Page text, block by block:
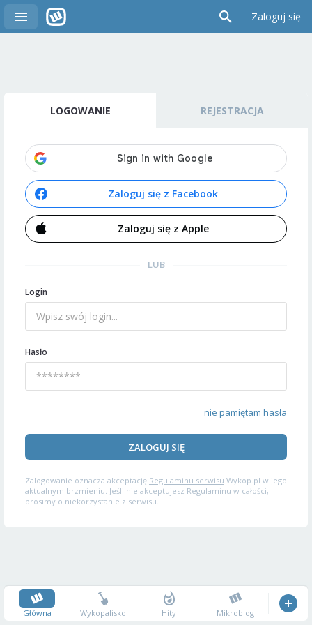
Zaloguj się
LOGOWANIE REJESTRACJA
Zaloguj się z Facebook
Zaloguj się z Apple
LUB
Login
Hasło
nie pamiętam hasła
ZALOGUJ SIĘ
Zalogowanie oznacza akceptację Regulaminu serwisu Wykop.pl w jego
aktualnym brzmieniu. Jeśli nie akceptujesz Regulaminu w całości,
prosimy o niekorzystanie z serwisu.
Główna Wykopalisko Hity Mikroblog